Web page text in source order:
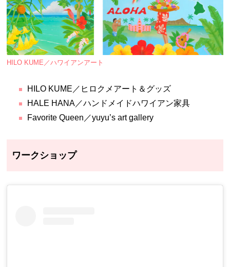
HILO KUME／ハワイアンアート
HILO KUME／ヒロクメアート＆グッズ
HALE HANA／ハンドメイドハワイアン家具
Favorite Queen／yuyu’s art gallery
ワークショップ